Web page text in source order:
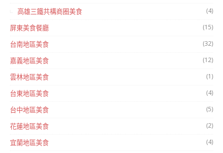
高雄三鐵共構商圈美食 (4)
屏東美食餐廳 (15)
台南地區美食 (32)
嘉義地區美食 (12)
雲林地區美食 (1)
台東地區美食 (4)
台中地區美食 (5)
花蓮地區美食 (2)
宜蘭地區美食 (4)